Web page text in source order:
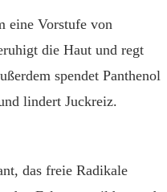
eine Vorstufe von
die Haut und regt
spendet Panthenol
lindert Juckreiz.
das freie Radikale